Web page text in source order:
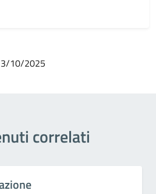
10/2025
correlati